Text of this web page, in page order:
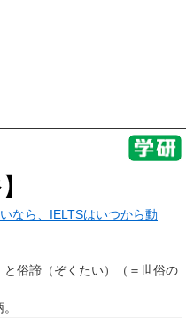
なら、IELTSはいつから動
俗諦（ぞくたい）（＝世俗の